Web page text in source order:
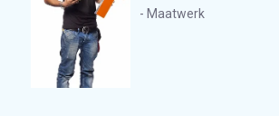
- Maatwerk